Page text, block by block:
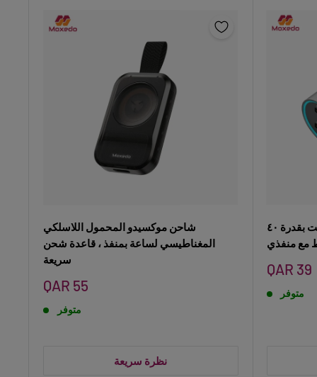
شاحن موكسيدو المحمول اللاسلكي
المغناطيسي لساعة بمنفذ ، قاعدة شحن
سريعة
سعر
QAR 55
متوفر
نظرة سريعة
شاحن سيارة سريع موكسيدو لايت بقدرة ٤٠
مع منفذي
سعر
QAR 39
متوفر